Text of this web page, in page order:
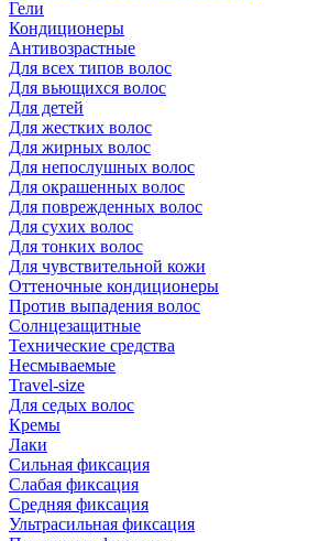
Гели
Кондиционеры
Антивозрастные
Для всех типов волос
Для вьющихся волос
Для детей
Для жестких волос
Для жирных волос
Для непослушных волос
Для окрашенных волос
Для поврежденных волос
Для сухих волос
Для тонких волос
Для чувствительной кожи
Оттеночные кондиционеры
Против выпадения волос
Солнцезащитные
Технические средства
Несмываемые
Travel-size
Для седых волос
Кремы
Лаки
Сильная фиксация
Слабая фиксация
Средняя фиксация
Ультрасильная фиксация